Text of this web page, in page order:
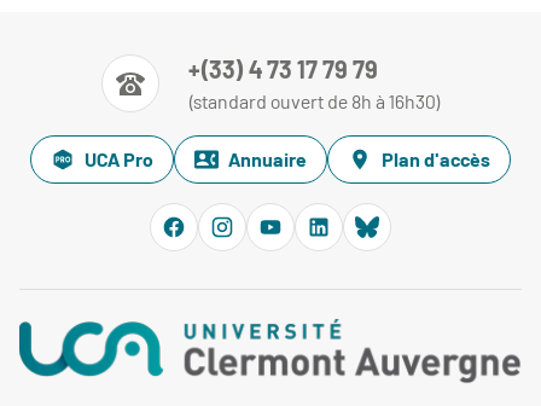
+(33) 4 73 17 79 79
(standard ouvert de 8h à 16h30)
UCA Pro Annuaire Plan d'accès